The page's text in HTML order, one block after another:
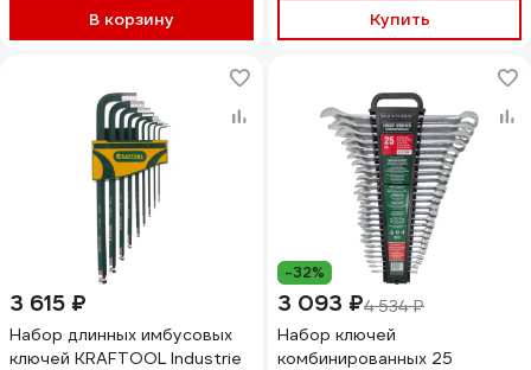
В корзину Купить
3 615 ₽
Набор длинных имбусовых
ключей KRAFTOOL Industrie
-32%
3 093 ₽4 534 ₽
Набор ключей
комбинированных 25